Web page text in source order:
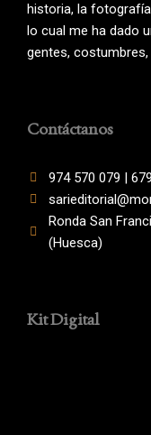
historia, la
lo cual me ha dado
gentes,
Contáctanos
974 570 079 |
Ronda San
(Huesca)
Kit Digital